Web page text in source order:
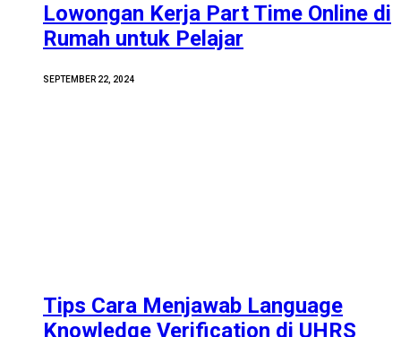
Lowongan Kerja Part Time Online di
Rumah untuk Pelajar
SEPTEMBER 22, 2024
Tips Cara Menjawab Language
Knowledge Verification di UHRS